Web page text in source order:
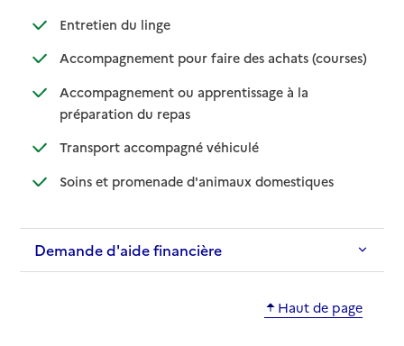
Entretien du linge: disponible
: non disponible
Accompagnement pour faire des achats (courses)
:
: non
Accompagnement ou apprentissage à la
préparation du repas: disponible
: non disponible
Transport accompagné véhiculé: disponible
: non disponible
Soins et promenade d'animaux domestiques: disponible
: non
Demande d'aide financière
Haut de page